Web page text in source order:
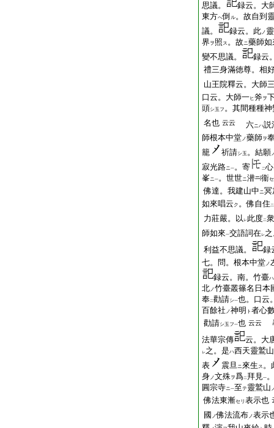
思議。
録云。大
東方へ倒 ル。故自到
議。
録云。此ノ
界 ヲ 照 ス 。故ニ藥師如
變不思議。
録云
禮三身滿徳尊。相
山王院釋云。大師
口云。大師一ヒ斧ヲ
頭シ玉フ 。其間種種神
名也 云云 六ニハ説
師根本中堂ノ藥師ヲ
籠
祈請シ玉 。結願
寂光路ニ一。寄 二
峯ニ一。世世ニ潜 衞
佛達。我建山中ニ冥
如來唱云 ク 。佛自住 二
力莊嚴。以 レ此度二
師如來一交語詞在レ
利益不思議。
録
七。問。根本中堂ノ
録云。南。竹臺ハ
北ノ竹臺叢篠名日本
奉二勸請シ一也。口云
百餘社 ノ神明 ト 者心
勸請シ玉フ一也 云云
法華宗傳
云。大
レ之。是ハ西天靈鷲山
表
震旦ニ來生 ス 。
身ノ文殊ヲ爲二 拜見一
圓宗寺ニ一至テ靈鷲山
佛法東漸セリ 表示也
國 ノ佛法流布ノ表示